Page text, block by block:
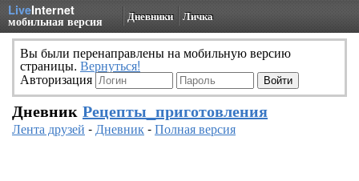
LiveInternet
мобильная версия Дневники Личка
Вы были перенаправлены на мобильную версию
страницы. Вернуться!
Авторизация
Дневник Рецепты_приготовления
Лента друзей -Дневник-Полная версия